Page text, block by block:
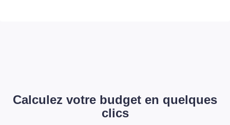
Calculez votre budget en quelques
clics